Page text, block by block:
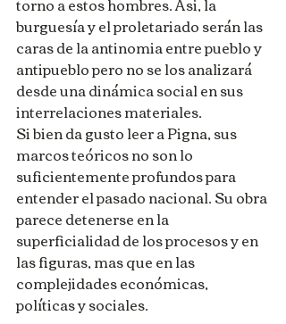
burguesía y el proletariado serán las
caras de la antinomia entre pueblo y
antipueblo pero no se los analizará
desde una dinámica social en sus
interrelaciones materiales.
Si bien da gusto leer a Pigna, sus
marcos teóricos no son lo
suficientemente profundos para
entender el pasado nacional. Su obra
parece detenerse en la
superficialidad de los procesos y en
las figuras, mas que en las
complejidades económicas,
políticas y sociales.